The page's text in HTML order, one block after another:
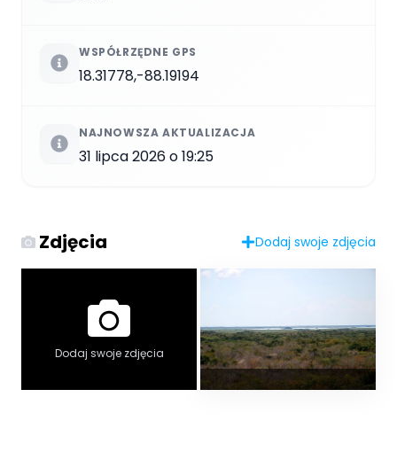
WSPÓŁRZĘDNE GPS
18.31778,-88.19194
NAJNOWSZA AKTUALIZACJA
31 lipca 2026 o 19:25
Zdjęcia Dodaj swoje zdjęcia
Dodaj swoje zdjęcia